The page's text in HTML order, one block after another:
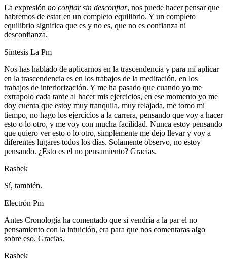
La expresión no confiar sin desconfiar, nos puede hacer pensar que
habremos de estar en un completo equilibrio. Y un completo
equilibrio significa que es y no es, que no es confianza ni
desconfianza.
Síntesis La Pm
Nos has hablado de aplicarnos en la trascendencia y para mí aplicar
en la trascendencia es en los trabajos de la meditación, en los
trabajos de interiorización. Y me ha pasado que cuando yo me
extrapolo cada tarde al hacer mis ejercicios, en ese momento yo me
doy cuenta que estoy muy tranquila, muy relajada, me tomo mi
tiempo, no hago los ejercicios a la carrera, pensando que voy a hacer
esto o lo otro, y me voy con mucha facilidad. Nunca estoy pensando
que quiero ver esto o lo otro, simplemente me dejo llevar y voy a
diferentes lugares todos los días. Solamente observo, no estoy
pensando. ¿Esto es el no pensamiento? Gracias.
Rasbek
Sí, también.
Electrón Pm
Antes Cronología ha comentado que si vendría a la par el no
pensamiento con la intuición, era para que nos comentaras algo
sobre eso. Gracias.
Rasbek